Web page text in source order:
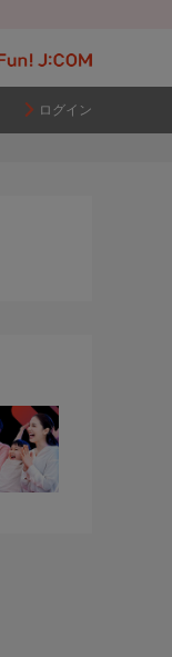
ログイン